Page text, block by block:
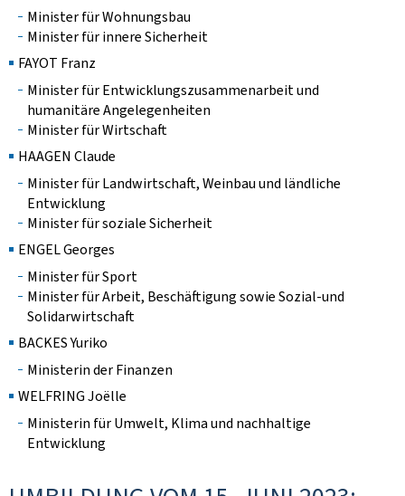
Minister für Wohnungsbau
Minister für innere Sicherheit
FAYOT Franz
Minister für Entwicklungszusammenarbeit und
humanitäre Angelegenheiten
Minister für Wirtschaft
HAAGEN Claude
Minister für Landwirtschaft, Weinbau und ländliche
Entwicklung
Minister für soziale Sicherheit
ENGEL Georges
Minister für Sport
Minister für Arbeit, Beschäftigung sowie Sozial-und
Solidarwirtschaft
BACKES Yuriko
Ministerin der Finanzen
WELFRING Joëlle
Ministerin für Umwelt, Klima und nachhaltige
Entwicklung